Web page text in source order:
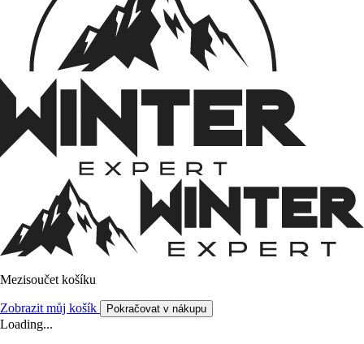
Mezisoučet košíku
Zobrazit můj košík Pokračovat v nákupu
Loading...